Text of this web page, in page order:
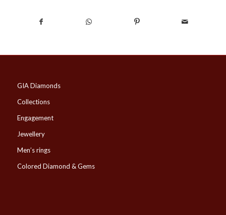
GIA Diamonds
Collections
Engagement
Jewellery
Men’s rings
Colored Diamond & Gems